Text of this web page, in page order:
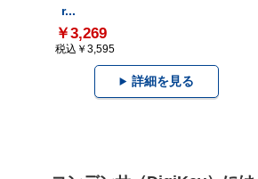
r...
￥3,269
税込￥3,595
詳細を見る